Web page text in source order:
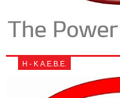
Η - Κ Α.Ε.Β.Ε.